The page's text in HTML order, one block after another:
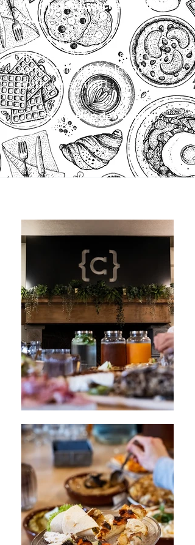
Houd je van brunchen? Wij
ook!
Schrijf je in voor onze
nieuwsbrief en we laten je
weten zodra de volgende
editie verschijnt!
Stel me op de hoogte